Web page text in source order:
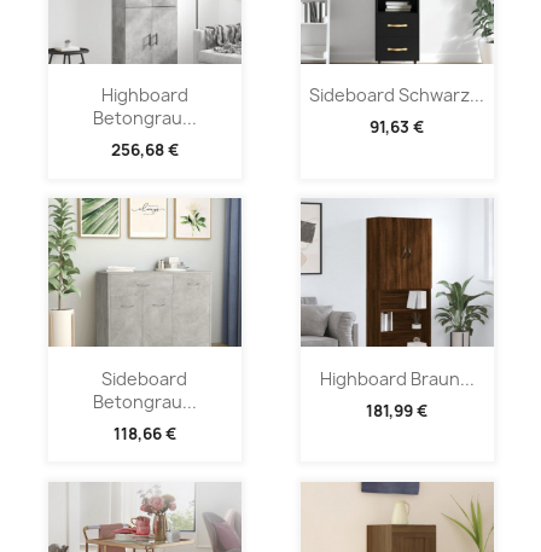
Highboard
Betongrau...
256,68 €
Sideboard Schwarz...
91,63 €
Sideboard
Betongrau...
118,66 €
Highboard Braun...
181,99 €